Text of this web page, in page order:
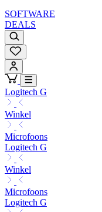
SOFTWARE
DEALS
Logitech G
Winkel
Microfoons
Logitech G
Winkel
Microfoons
Logitech G